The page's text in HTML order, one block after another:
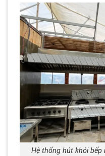
Hệ thống hút khói